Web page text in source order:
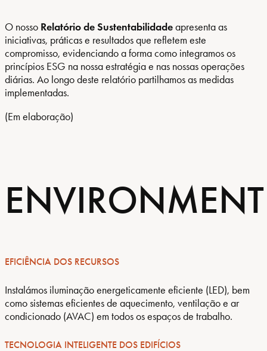
O nosso Relatório de Sustentabilidadeapresenta as
iniciativas, práticas e resultados que refletem este
compromisso, evidenciando a forma como integramos os
princípios ESG na nossa estratégia e nas nossas operações
diárias. Ao longo deste relatório partilhamos as medidas
implementadas.
(Em elaboração)
ENVIRONMENT
EFICIÊNCIA DOS RECURSOS
Instalámos iluminação energeticamente eficiente (LED), bem
como sistemas eficientes de aquecimento, ventilação e ar
condicionado (AVAC) em todos os espaços de trabalho.
TECNOLOGIA INTELIGENTE DOS EDIFÍCIOS